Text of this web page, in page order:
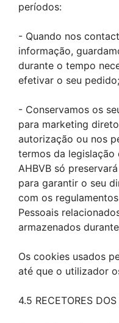
períodos:
- Quando nos
informação,
durante o tempo
efetivar o seu pedido;
- Conservamos os
para marketing
autorização ou nos
termos da legislação
AHBVB só
para garantir o seu
com os
Pessoais
armazenados
Os cookies usados
até que o utilizador
4.5 RECETORES